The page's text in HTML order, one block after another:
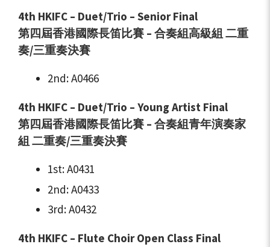
4th HKIFC – Duet/Trio – Senior Final
第四屆香港國際長笛比賽 – 合奏組高級組二重
奏/三重奏決賽
2nd: A0466
4th HKIFC – Duet/Trio – Young Artist Final
第四屆香港國際長笛比賽 – 合奏組青年演奏家
組二重奏/三重奏決賽
1st: A0431
2nd: A0433
3rd: A0432
4th HKIFC – Flute Choir Open Class Final